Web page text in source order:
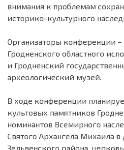
внимания к проблемам
историко-культурного
Организаторы конференции
Гродненского областного
и Гродненский
археологический музей.
В ходе конференции
культовых памятников
номинантов Всемирного
Святого Архангела Михаила в
Зельвенского района,